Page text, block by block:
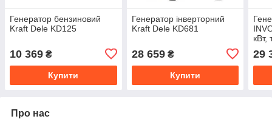
Генератор бензиновий
Kraft Dele KD125
10 369 ₴
Купити
Генератор інверторний
Kraft Dele KD681
28 659₴
Купити
кВт,
29
Про нас